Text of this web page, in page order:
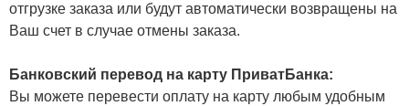
отгрузке заказа или будут автоматически возвращены на
Ваш счет в случае отмены заказа.
Банковский перевод на карту ПриватБанка:
Вы можете перевести оплату на карту любым удобным